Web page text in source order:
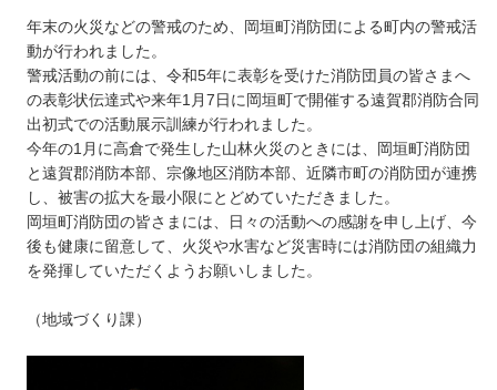
年末の火災などの警戒のため、岡垣町消防団による町内の警戒活
動が行われました。
警戒活動の前には、令和5年に表彰を受けた消防団員の皆さまへ
の表彰状伝達式や来年1月7日に岡垣町で開催する遠賀郡消防合同
出初式での活動展示訓練が行われました。
今年の1月に高倉で発生した山林火災のときには、岡垣町消防団
と遠賀郡消防本部、宗像地区消防本部、近隣市町の消防団が連携
し、被害の拡大を最小限にとどめていただきました。
岡垣町消防団の皆さまには、日々の活動への感謝を申し上げ、今
後も健康に留意して、火災や水害など災害時には消防団の組織力
を発揮していただくようお願いしました。
（地域づくり課）